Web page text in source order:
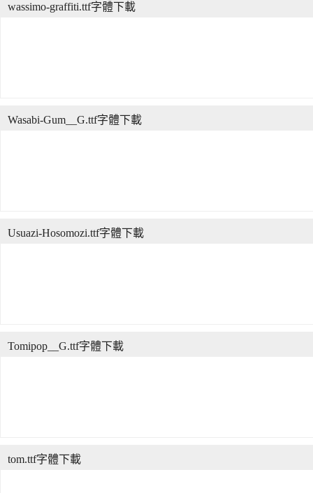
wassimo-graffiti.ttf字體下載
Wasabi-Gum__G.ttf字體下載
Usuazi-Hosomozi.ttf字體下載
Tomipop__G.ttf字體下載
tom.ttf字體下載